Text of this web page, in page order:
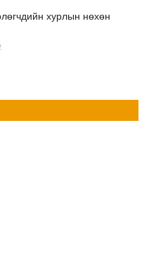
хурлын нөхөн